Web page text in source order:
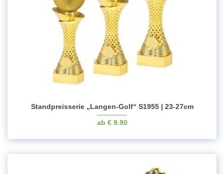
Standpreisserie „Langen-Golf“ S1955 | 23-27cm
€9.90